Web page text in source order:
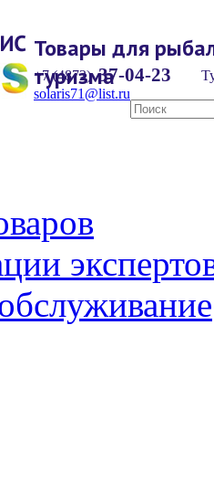
Товары для
туризма
+7 (4872) 37-04-23
solaris71@list.ru